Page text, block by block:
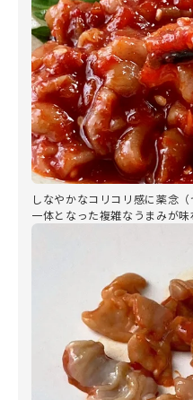
しなやかなコリコリ感に薬念
一体となった複雑なうまみが味